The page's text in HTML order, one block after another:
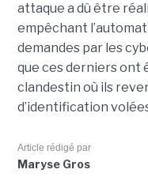
attaque a dû être
empêchant
demandes par les
que ces derniers ont
clandestin où ils
d’identification
Article rédigé par
Maryse Gros